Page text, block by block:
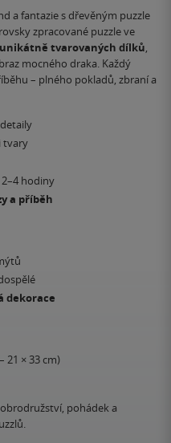
a fantazie s dřevěným puzzle
zpracované puzzle ve
unikátně tvarovaných dílků,
mocného draka. Každý
– plného pokladů, zbraní a
tvary
2–4 hodiny
a příběh
dekorace
21 × 33 cm)
pohádek a